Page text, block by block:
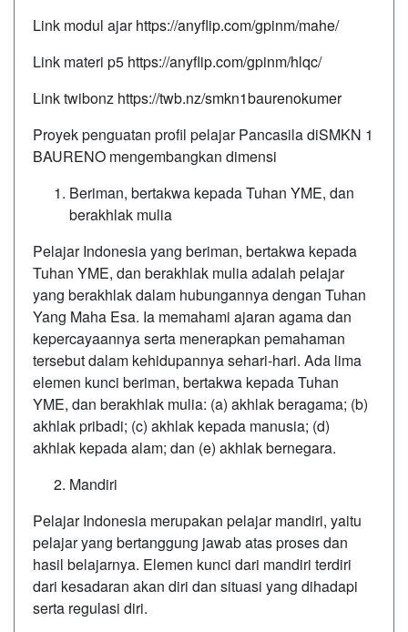
Link modul ajarhttps://anyflip.com/gpinm/mahe/
Link materi p5 https://anyflip.com/gpinm/hlqc/
Link twibonz https://twb.nz/smkn1baurenokumer
Proyek penguatan profil pelajar Pancasila diSMKN 1
BAURENO mengembangkan dimensi
Beriman, bertakwa kepada Tuhan YME, dan
berakhlak mulia
Pelajar Indonesia yang beriman, bertakwa kepada
Tuhan YME, dan berakhlak mulia adalah pelajar
yang berakhlak dalam hubungannya dengan Tuhan
Yang Maha Esa. Ia memahami ajaran agama dan
kepercayaannya serta menerapkan pemahaman
tersebut dalam kehidupannya sehari-hari. Ada lima
elemen kunci beriman, bertakwa kepada Tuhan
YME, dan berakhlak mulia: (a) akhlak beragama; (b)
akhlak pribadi; (c) akhlak kepada manusia; (d)
akhlak kepada alam; dan (e) akhlak bernegara.
Mandiri
Pelajar Indonesia merupakan pelajar mandiri, yaitu
pelajar yang bertanggung jawab atas proses dan
hasil belajarnya. Elemen kunci dari mandiri terdiri
dari kesadaran akan diri dan situasi yang dihadapi
serta regulasi diri.